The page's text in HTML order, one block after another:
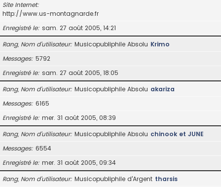
Site Internet
http://www.us-montagnarde.fr
Enregistré le sam. 27 août 2005, 14:21
Rang, Nom d’utilisateur Musicopubliphile Absolu Krimo
Messages 5792
Enregistré le sam. 27 août 2005, 18:05
Rang, Nom d’utilisateur Musicopubliphile Absolu akariza
Messages 6165
Enregistré le mer. 31 août 2005, 08:39
Rang, Nom d’utilisateur Musicopubliphile Absolu chinook et JUNE
Messages 6554
Enregistré le mer. 31 août 2005, 09:34
Rang, Nom d’utilisateur Musicopubliphile d'Argent tharsis